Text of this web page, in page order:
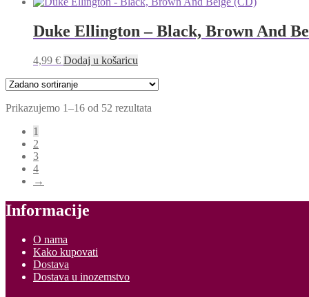
Duke Ellington – Black, Brown And
4,99 € Dodaj u košaricu
Prikazujemo 1–16 od 52 rezultata
1
2
3
4
→
Informacije
O nama
Kako kupovati
Dostava
Dostava u inozemstvo